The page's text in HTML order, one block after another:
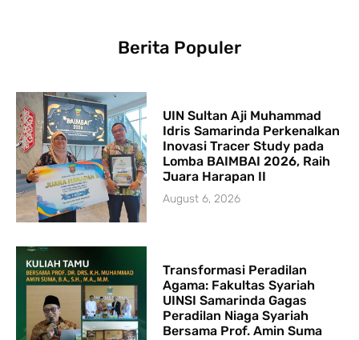
Berita Populer
UIN Sultan Aji Muhammad
Idris Samarinda Perkenalkan
Inovasi Tracer Study pada
Lomba BAIMBAI 2026, Raih
Juara Harapan II
August 6, 2026
Transformasi Peradilan
Agama: Fakultas Syariah
UINSI Samarinda Gagas
Peradilan Niaga Syariah
Bersama Prof. Amin Suma